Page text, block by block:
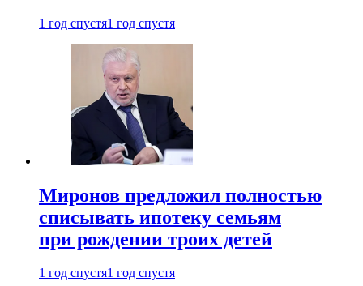
1 год спустя1 год спустя
Миронов предложил полностью
списывать ипотеку семьям
при рождении троих детей
1 год спустя1 год спустя